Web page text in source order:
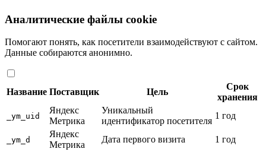
Аналитические файлы cookie
Помогают понять, как посетители взаимодействуют с сайтом.
Данные собираются анонимно.
Название Поставщик Цель
Срок
хранения
_ym_uid
Яндекс
Метрика
Уникальный
идентификатор посетителя
1 год
_ym_d
Яндекс
Метрика
Дата первого визита 1 год